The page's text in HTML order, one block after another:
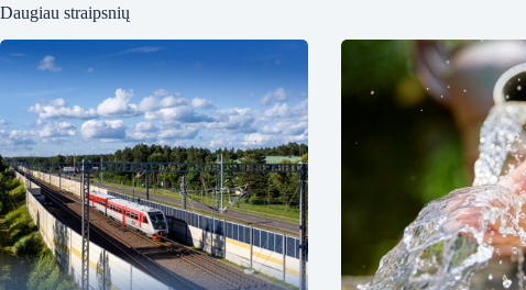
Daugiau straipsnių